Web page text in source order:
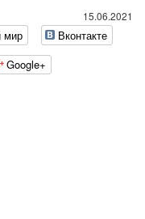
15.06.2021
мир
Вконтакте
Google+